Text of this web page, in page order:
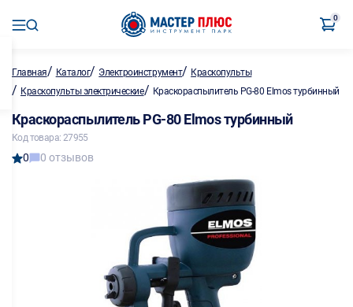
0
Главная/ Каталог/ Электроинструмент/ Краскопульты
/ Краскопульты электрические/ Краскораспылитель PG-80 Elmos турбинный
Краскораспылитель PG-80 Elmos турбинный
Код товара: 27955
0 0 отзывов